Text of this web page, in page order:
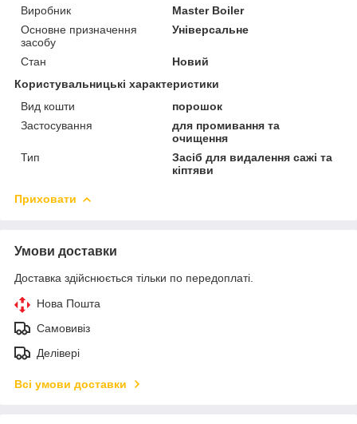
Виробник
Master Boiler
Основне призначення
засобу
Універсальне
Стан
Новий
Користувальницькі характеристики
Вид кошти
порошок
Застосування
для промивання та
очищення
Тип
Засіб для видалення сажі та
кіптяви
Приховати
Умови доставки
Доставка здійснюється тільки по передоплаті.
Нова Пошта
Самовивіз
Делівері
Всі умови доставки